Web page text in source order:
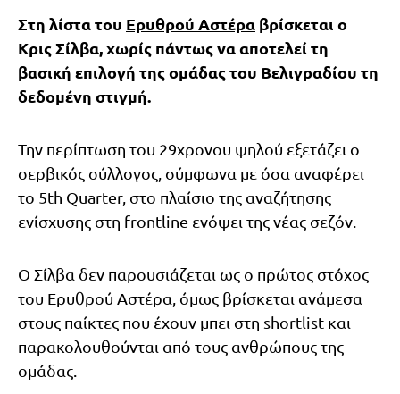
Στη λίστα του Ερυθρού Αστέρα βρίσκεται ο
Κρις Σίλβα, χωρίς πάντως να αποτελεί τη
βασική επιλογή της ομάδας του Βελιγραδίου τη
δεδομένη στιγμή.
Την περίπτωση του 29χρονου ψηλού εξετάζει ο
σερβικός σύλλογος, σύμφωνα με όσα αναφέρει
το 5th Quarter, στο πλαίσιο της αναζήτησης
ενίσχυσης στη frontline ενόψει της νέας σεζόν.
Ο Σίλβα δεν παρουσιάζεται ως ο πρώτος στόχος
του Ερυθρού Αστέρα, όμως βρίσκεται ανάμεσα
στους παίκτες που έχουν μπει στη shortlist και
παρακολουθούνται από τους ανθρώπους της
ομάδας.